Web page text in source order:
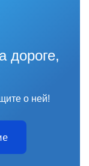
дороге,
о ней!